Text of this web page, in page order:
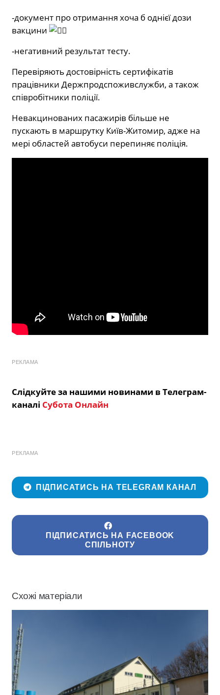
-документ про отримання хоча б однієї дози
вакцини
-негативний результат тесту.
Перевіряють достовірність сертифікатів
працівники Держпродспоживслужби, а також
співробітники поліції.
Невакцинованих пасажирів більше не
пускають в маршрутку Київ-Житомир, адже на
мері областей автобуси перепиняє поліція.
РЕКЛАМА
Слідкуйте за нашими новинами в Телеграм-
каналі Субота Онлайн
РЕКЛАМА
ПІДПИСАТИСЬ НА TELEGRAM КАНАЛ
ПІДПИСАТИСЬ НА FACEBOOK
СПІЛЬНОТУ
Схожі матеріали